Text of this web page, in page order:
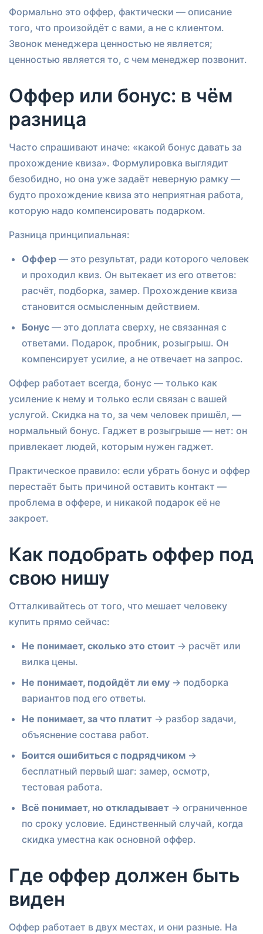
Формально это оффер, фактически — описание
того, что произойдёт с вами, а не с клиентом.
Звонок менеджера ценностью не является;
ценностью является то, с чем менеджер позвонит.
Оффер или бонус: в чём
разница
Часто спрашивают иначе: «какой бонус давать за
прохождение квиза». Формулировка выглядит
безобидно, но она уже задаёт неверную рамку —
будто прохождение квиза это неприятная работа,
которую надо компенсировать подарком.
Разница принципиальная:
Оффер — это результат, ради которого человек
и проходил квиз. Он вытекает из его ответов:
расчёт, подборка, замер. Прохождение квиза
становится осмысленным действием.
Бонус — это доплата сверху, не связанная с
ответами. Подарок, пробник, розыгрыш. Он
компенсирует усилие, а не отвечает на запрос.
Оффер работает всегда, бонус — только как
усиление к нему и только если связан с вашей
услугой. Скидка на то, за чем человек пришёл, —
нормальный бонус. Гаджет в розыгрыше — нет: он
привлекает людей, которым нужен гаджет.
Практическое правило: если убрать бонус и оффер
перестаёт быть причиной оставить контакт —
проблема в оффере, и никакой подарок её не
закроет.
Как подобрать оффер под
свою нишу
Отталкивайтесь от того, что мешает человеку
купить прямо сейчас:
Не понимает, сколько это стоит → расчёт или
вилка цены.
Не понимает, подойдёт ли ему → подборка
вариантов под его ответы.
Не понимает, за что платит → разбор задачи,
объяснение состава работ.
Боится ошибиться с подрядчиком →
бесплатный первый шаг: замер, осмотр,
тестовая работа.
Всё понимает, но откладывает → ограниченное
по сроку условие. Единственный случай, когда
скидка уместна как основной оффер.
Где оффер должен быть
виден
Оффер работает в двух местах, и они разные. На